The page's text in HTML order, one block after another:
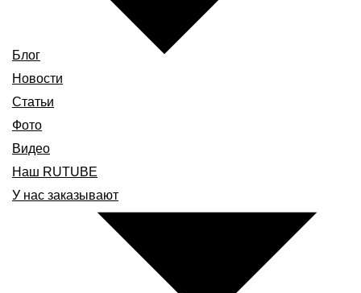
Блог
Новости
Статьи
Фото
Видео
Наш RUTUBE
У нас заказывают